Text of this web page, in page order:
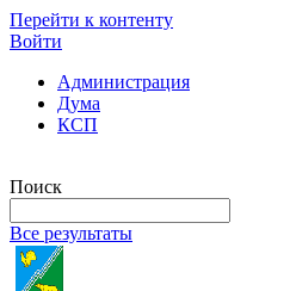
Перейти к контенту
Войти
Администрация
Дума
КСП
Поиск
Все результаты